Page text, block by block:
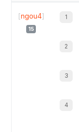
[ngou4]
15